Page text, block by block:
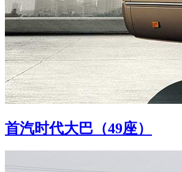
首汽时代大巴（49座）